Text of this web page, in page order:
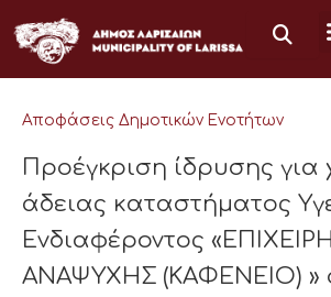
στο
περιεχόμενο
Αποφάσεις Δημοτικών Ενοτήτων
Προέγκριση ίδρυσης για
άδειας καταστήματος
Ενδιαφέροντος
ΑΝΑΨΥΧΗΣ (ΚΑΦΕΝΕΙΟ) »